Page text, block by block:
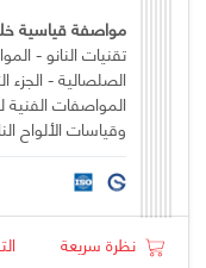
مواصفة قياسية
تقنيات النانو -
الصلصالية - الجزء
المواصفات
وقياسات الألواح
الصلصالية
تطبيقات أفلام
نظرة سريعة